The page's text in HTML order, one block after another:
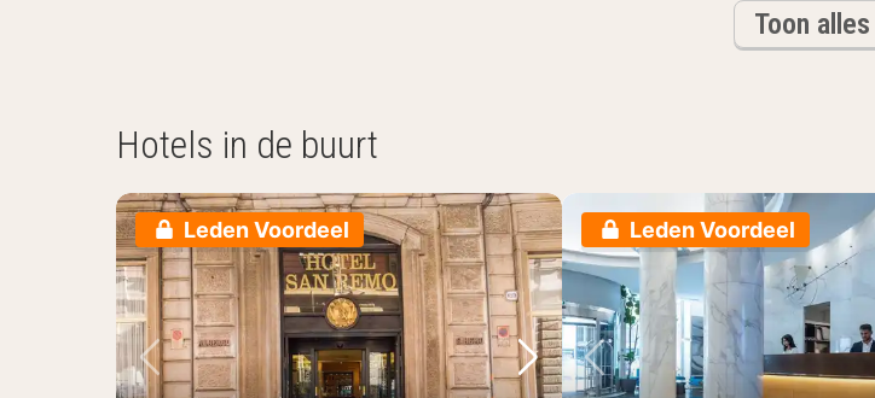
Toon alles
Hotels in de buurt
Leden Voordeel
Vorige foto
Volgende foto
Leden Voordeel
Vorige foto